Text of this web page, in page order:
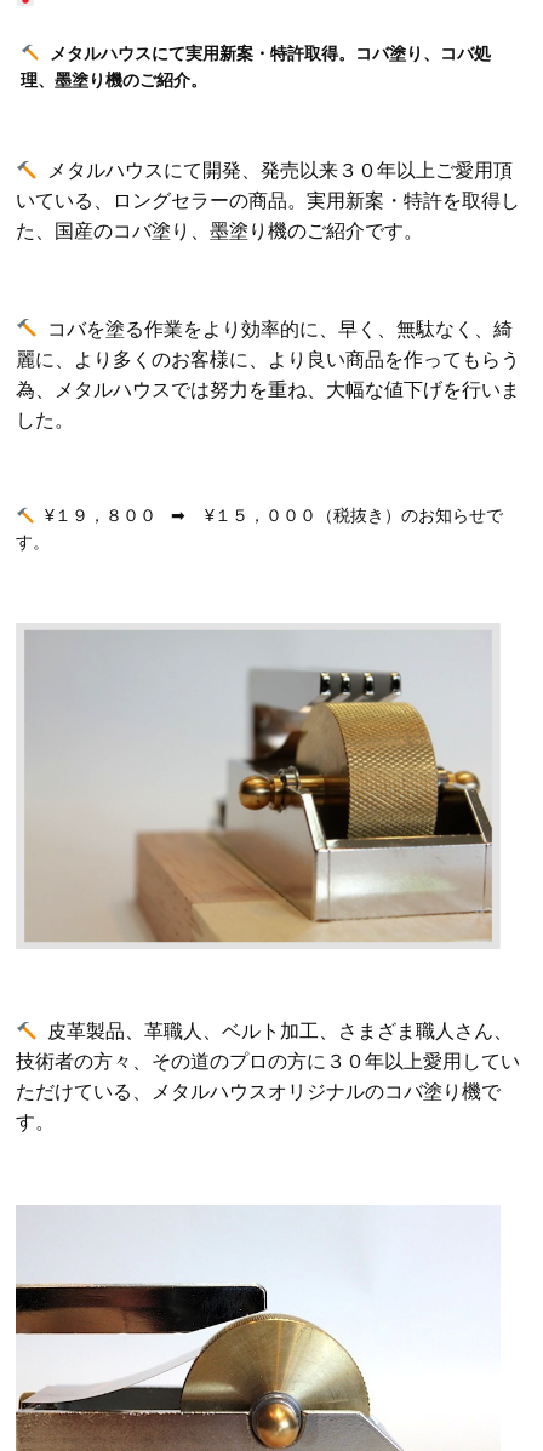
メタルハウスにて実用新案・特許取得。コバ塗り、コバ処
理、墨塗り機のご紹介。
メタルハウスにて開発、発売以来３０年以上ご愛用頂
いている
、ロングセラーの商品。実用新案・特許を取得し
た、国産のコバ塗り、墨塗り機のご紹介です。
コバを塗る作業をより効率的に、早く、無駄なく、綺
麗に、より多くのお客様に、より良い商品を作ってもらう
為、メタルハウスでは努力を重ね、大幅な値下げを行いま
した。
¥１９，８００ ➡︎ ¥１５，０００（税抜き）のお知らせで
す。
皮革製品、革職人、ベルト加工、さまざま職人さん、
技術者の方々、その道のプロの方に３０年以上愛用してい
ただけている、メタルハウスオリジナルのコバ塗り機で
す。